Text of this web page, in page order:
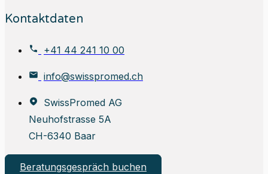
Kontaktdaten
+41 44 241 10 00
info@swisspromed.ch
SwissPromed AG
Neuhofstrasse 5A
CH-6340 Baar
Beratungsgespräch buchen